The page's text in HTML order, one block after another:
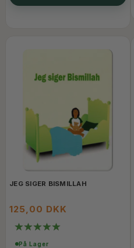
JEG SIGER BISMILLAH
125,00 DKK
På Lager